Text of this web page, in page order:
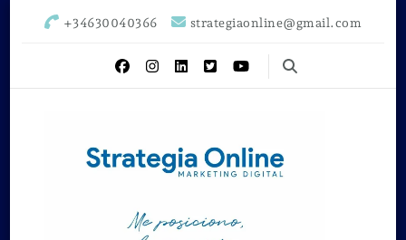
+34630040366 strategiaonline@gmail.com